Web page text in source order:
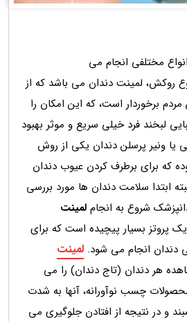
مختلفی انجام می
روکش، لمینت دندان می باشد که از
برخوردار است، که این امکان را
لبخند فرد خیلی سریع و موثر بهبود
یا ونیر پرسلن دندان یکی از روش
که برای برطرف کردن عیوب دندان
ابتدا سلامت دندان ها مورد بررسی
شروع به انجام لمینت
پروتز بسیار پیچیده است که برای
دندان انجام می شود. لمینت
هر دندان (تاج دندان) را می
محصولات چسب نوآورانه، آنها به شدت
و در نتیجه از افتادن جلوگیری می